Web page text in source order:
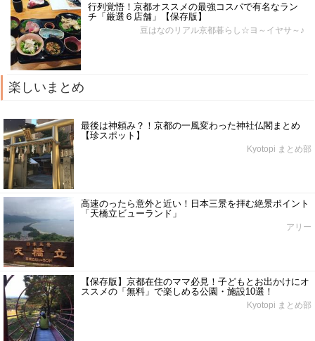
行列覚悟！京都オススメの最強コスパで有名なラン
チ「厳選６店舗」【保存版】
豆はなのリアル京都暮らし☆ヨ～イヤサ～♪
楽しいまとめ
最後は神頼み？！京都の一風変わった神社仏閣まとめ
【珍スポット】
Kyotopi まとめ部
高速のったら意外と近い！日本三景を拝む絶景ポイント
「天橋立ビューランド」
アリー
【保存版】京都在住のママ必見！子どもとお出かけにオ
ススメの「無料」で楽しめる公園・施設10選！
Kyotopi まとめ部